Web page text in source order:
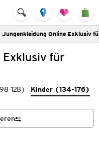
Jungenkleidung Online Exklusiv
für
128) Kinder (134-176)